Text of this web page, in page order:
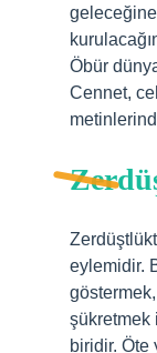
geleceğine
Öbür
Cennet,
eylemidir.
şükretmek
biridir. Öte